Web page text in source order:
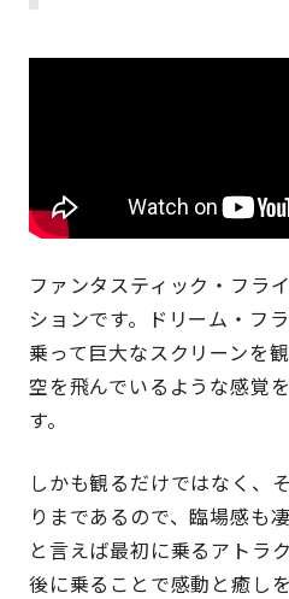
ファンタスティック・フラ
ションです。ドリーム・フ
乗って巨大なスクリーンを
空を飛んでいるような感覚
す。
しかも観るだけではなく、
りまであるので、臨場感も
と言えば最初に乗るアトラ
後に乗ることで感動と癒し